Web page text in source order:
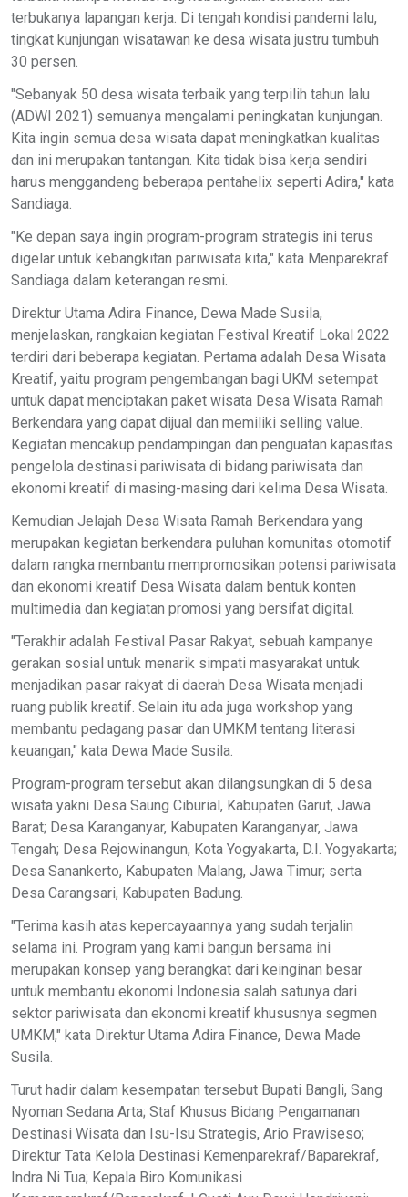
terbukanya lapangan kerja. Di tengah kondisi pandemi lalu,
tingkat kunjungan wisatawan ke desa wisata justru tumbuh
30 persen.
"Sebanyak 50 desa wisata terbaik yang terpilih tahun lalu
(ADWI 2021) semuanya mengalami peningkatan kunjungan.
Kita ingin semua desa wisata dapat meningkatkan kualitas
dan ini merupakan tantangan. Kita tidak bisa kerja sendiri
harus menggandeng beberapa pentahelix seperti Adira," kata
Sandiaga.
"Ke depan saya ingin program-program strategis ini terus
digelar untuk kebangkitan pariwisata kita," kata Menparekraf
Sandiaga dalam keterangan resmi.
Direktur Utama Adira Finance, Dewa Made Susila,
menjelaskan, rangkaian kegiatan Festival Kreatif Lokal 2022
terdiri dari beberapa kegiatan. Pertama adalah Desa Wisata
Kreatif, yaitu program pengembangan bagi UKM setempat
untuk dapat menciptakan paket wisata Desa Wisata Ramah
Berkendara yang dapat dijual dan memiliki selling value.
Kegiatan mencakup pendampingan dan penguatan kapasitas
pengelola destinasi pariwisata di bidang pariwisata dan
ekonomi kreatif di masing-masing dari kelima Desa Wisata.
Kemudian Jelajah Desa Wisata Ramah Berkendara yang
merupakan kegiatan berkendara puluhan komunitas otomotif
dalam rangka membantu mempromosikan potensi pariwisata
dan ekonomi kreatif Desa Wisata dalam bentuk konten
multimedia dan kegiatan promosi yang bersifat digital.
"Terakhir adalah Festival Pasar Rakyat, sebuah kampanye
gerakan sosial untuk menarik simpati masyarakat untuk
menjadikan pasar rakyat di daerah Desa Wisata menjadi
ruang publik kreatif. Selain itu ada juga workshop yang
membantu pedagang pasar dan UMKM tentang literasi
keuangan," kata Dewa Made Susila.
Program-program tersebut akan dilangsungkan di 5 desa
wisata yakni Desa Saung Ciburial, Kabupaten Garut, Jawa
Barat; Desa Karanganyar, Kabupaten Karanganyar, Jawa
Tengah; Desa Rejowinangun, Kota Yogyakarta, D.I. Yogyakarta;
Desa Sanankerto, Kabupaten Malang, Jawa Timur; serta
Desa Carangsari, Kabupaten Badung.
"Terima kasih atas kepercayaannya yang sudah terjalin
selama ini. Program yang kami bangun bersama ini
merupakan konsep yang berangkat dari keinginan besar
untuk membantu ekonomi Indonesia salah satunya dari
sektor pariwisata dan ekonomi kreatif khususnya segmen
UMKM," kata Direktur Utama Adira Finance, Dewa Made
Susila.
Turut hadir dalam kesempatan tersebut Bupati Bangli, Sang
Nyoman Sedana Arta; Staf Khusus Bidang Pengamanan
Destinasi Wisata dan Isu-Isu Strategis, Ario Prawiseso;
Direktur Tata Kelola Destinasi Kemenparekraf/Baparekraf,
Indra Ni Tua; Kepala Biro Komunikasi